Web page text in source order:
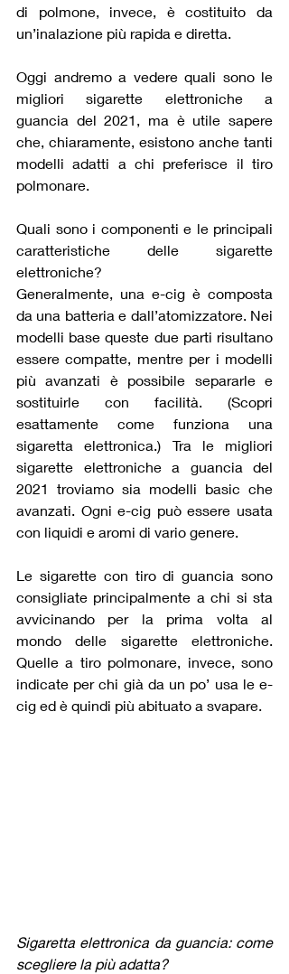
di polmone, invece, è costituito da
un’inalazione più rapida e diretta.
Oggi andremo a vedere quali sono le
migliori sigarette elettroniche a
guancia del 2021, ma è utile sapere
che, chiaramente, esistono anche tanti
modelli adatti a chi preferisce il tiro
polmonare.
Quali sono i componenti e le principali
caratteristiche delle sigarette
elettroniche?
Generalmente, una e-cig è composta
da una batteria e dall’atomizzatore. Nei
modelli base queste due parti risultano
essere compatte, mentre per i modelli
più avanzati è possibile separarle e
sostituirle con facilità. (Scopri
esattamente come funziona una
sigaretta elettronica.) Tra le migliori
sigarette elettroniche a guancia del
2021 troviamo sia modelli basic che
avanzati. Ogni e-cig può essere usata
con liquidi e aromi di vario genere.
Le sigarette con tiro di guancia sono
consigliate principalmente a chi si sta
avvicinando per la prima volta al
mondo delle sigarette elettroniche.
Quelle a tiro polmonare, invece, sono
indicate per chi già da un po’ usa le e-
cig ed è quindi più abituato a svapare.
Sigaretta elettronica da guancia: come
scegliere la più adatta?